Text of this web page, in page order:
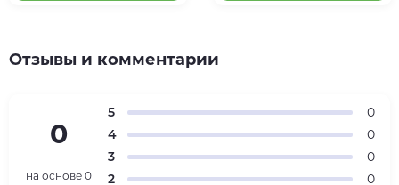
Отзывы и комментарии
0
на основе 0
5
0
4
0
3
0
2
0